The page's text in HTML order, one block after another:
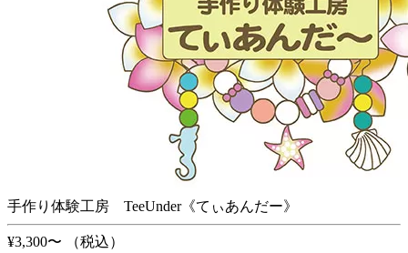
手作り体験工房 TeeUnder《てぃあんだー》
¥3,300〜
（税込）